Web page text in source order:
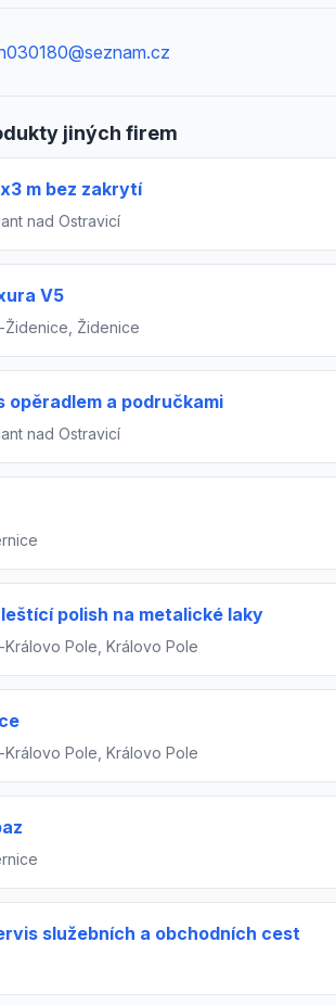
jiných firem
m bez zakrytí
nad Ostravicí
V5
Židenice, Židenice
opěradlem a područkami
nad Ostravicí
polish na metalické laky
Královo Pole, Královo Pole
Královo Pole, Královo Pole
služebních a obchodních cest